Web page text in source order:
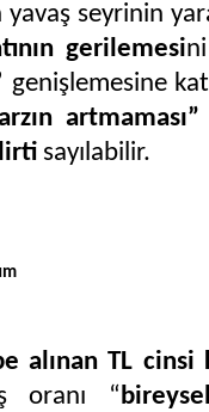
seyrinin
gerilemesi
sayılabilir.
alınan TL
oranı “